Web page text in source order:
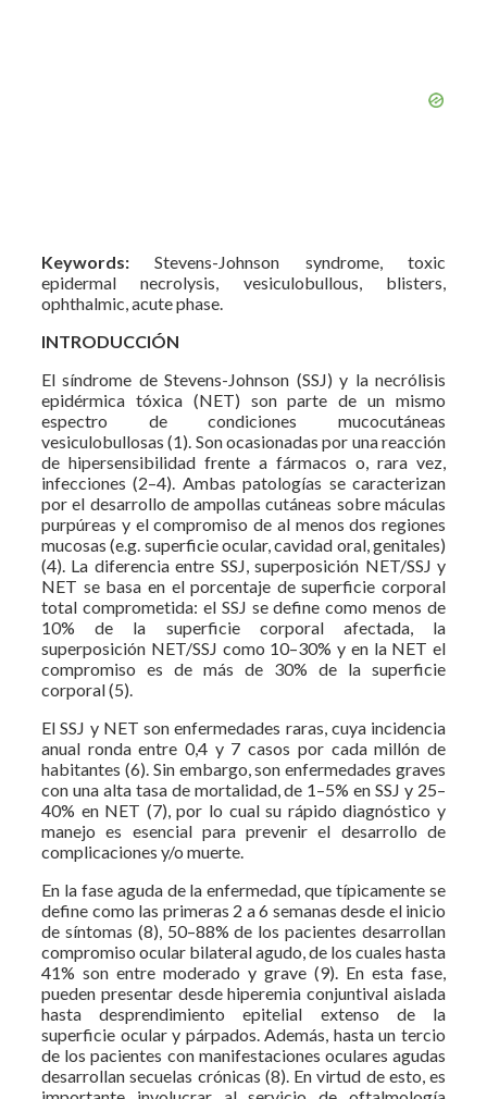
Keywords: Stevens-Johnson syndrome, toxic
epidermal necrolysis, vesiculobullous, blisters,
ophthalmic, acute phase.
INTRODUCCIÓN
El síndrome de Stevens-Johnson (SSJ) y la necrólisis
epidérmica tóxica (NET) son parte de un mismo
espectro de condiciones mucocutáneas
vesiculobullosas (1). Son ocasionadas por una reacción
de hipersensibilidad frente a fármacos o, rara vez,
infecciones (2–4). Ambas patologías se caracterizan
por el desarrollo de ampollas cutáneas sobre máculas
purpúreas y el compromiso de al menos dos regiones
mucosas (e.g. superficie ocular, cavidad oral, genitales)
(4). La diferencia entre SSJ, superposición NET/SSJ y
NET se basa en el porcentaje de superficie corporal
total comprometida: el SSJ se define como menos de
10% de la superficie corporal afectada, la
superposición NET/SSJ como 10–30% y en la NET el
compromiso es de más de 30% de la superficie
corporal (5).
El SSJ y NET son enfermedades raras, cuya incidencia
anual ronda entre 0,4 y 7 casos por cada millón de
habitantes (6). Sin embargo, son enfermedades graves
con una alta tasa de mortalidad, de 1–5% en SSJ y 25–
40% en NET (7), por lo cual su rápido diagnóstico y
manejo es esencial para prevenir el desarrollo de
complicaciones y/o muerte.
En la fase aguda de la enfermedad, que típicamente se
define como las primeras 2 a 6 semanas desde el inicio
de síntomas (8), 50–88% de los pacientes desarrollan
compromiso ocular bilateral agudo, de los cuales hasta
41% son entre moderado y grave (9). En esta fase,
pueden presentar desde hiperemia conjuntival aislada
hasta desprendimiento epitelial extenso de la
superficie ocular y párpados. Además, hasta un tercio
de los pacientes con manifestaciones oculares agudas
desarrollan secuelas crónicas (8). En virtud de esto, es